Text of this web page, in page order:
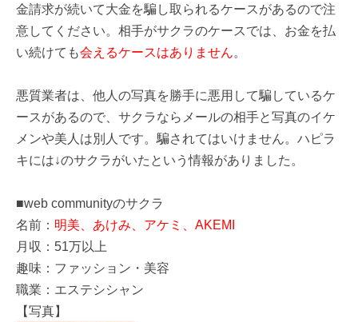
金請求が続いて大金を騙し取られるケースがあるので注
意してください。相手がサクラのケースでは、お金を払
い続けても会えるケースはありません。
悪質業者は、他人の写真を勝手に悪用して騙しているケ
ースがあるので、サクラならメールの相手と写真のイケ
メンや美人は別人です。騙されてはいけません。ハピラ
キには↓のサクラがいたという情報がありました。
■web communityのサクラ
名前： 明美、あけみ、アケミ、AKEMI
月収：51万以上
趣味：ファッション・美容
職業：エステシシャン
【写真】